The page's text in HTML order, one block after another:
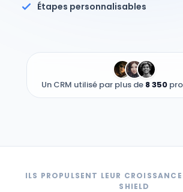
Étapes personnalisables
Un CRM utilisé par plus de 8 350
ILS PROPULSENT LEUR
SHIELD